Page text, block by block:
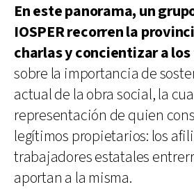
En este panorama, un
IOSPER recorren la
charlas y concientizar a
sobre la importancia de
actual de la obra social, la
representación de quien
legítimos propietarios: los
trabajadores estatales
aportan a la misma.